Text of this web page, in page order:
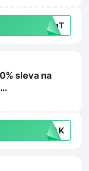
MRqT
sleva na
VLAK